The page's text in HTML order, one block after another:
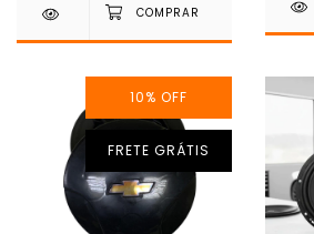
10% OFF
FRETE GRÁTIS